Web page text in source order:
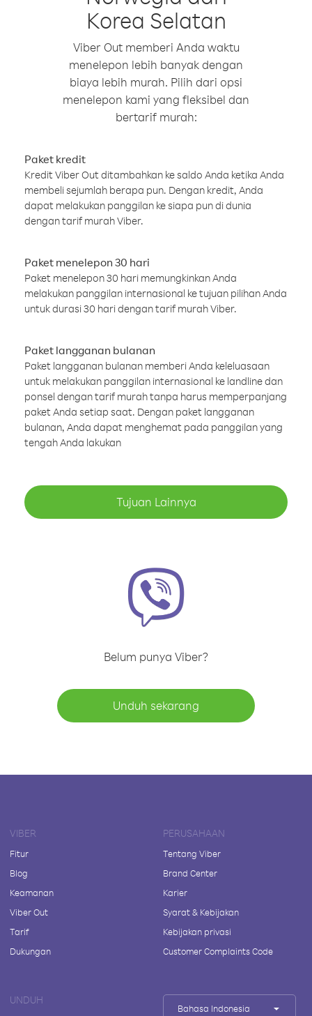
Korea Selatan
Viber Out memberi Anda waktu
menelepon lebih banyak dengan
biaya lebih murah. Pilih dari opsi
menelepon kami yang fleksibel dan
bertarif murah:
Paket kredit
Kredit Viber Out ditambahkan ke saldo Anda ketika Anda
membeli sejumlah berapa pun. Dengan kredit, Anda
dapat melakukan panggilan ke siapa pun di dunia
dengan tarif murah Viber.
Paket menelepon 30 hari
Paket menelepon 30 hari memungkinkan Anda
melakukan panggilan internasional ke tujuan pilihan Anda
untuk durasi 30 hari dengan tarif murah Viber.
Paket langganan bulanan
Paket langganan bulanan memberi Anda keleluasaan
untuk melakukan panggilan internasional ke landline dan
ponsel dengan tarif murah tanpa harus memperpanjang
paket Anda setiap saat. Dengan paket langganan
bulanan, Anda dapat menghemat pada panggilan yang
tengah Anda lakukan
Tujuan Lainnya
Belum punya Viber?
Unduh sekarang
VIBER
Fitur
Blog
Keamanan
Viber Out
Tarif
Dukungan
PERUSAHAAN
Tentang Viber
Brand Center
Karier
Syarat & Kebijakan
Kebijakan privasi
Customer Complaints Code
UNDUH
Bahasa Indonesia